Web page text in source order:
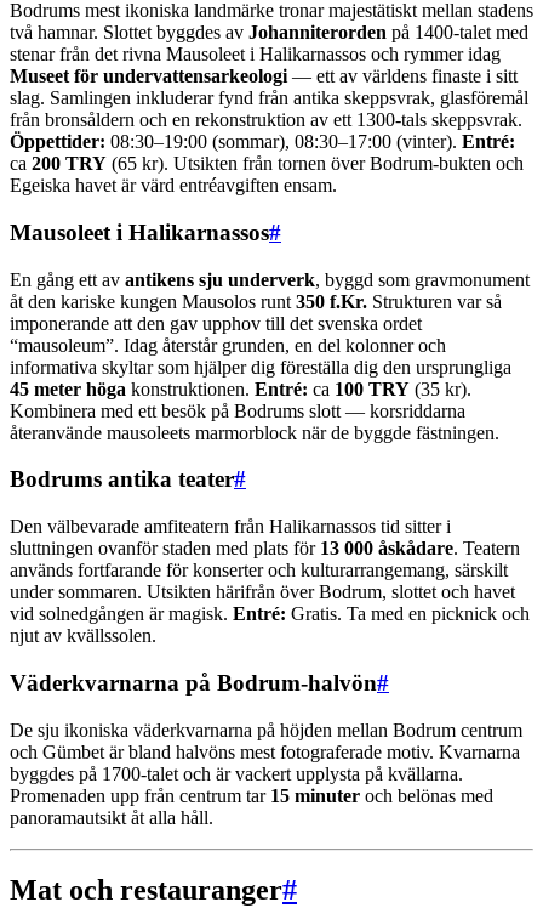
Bodrums mest ikoniska landmärke tronar majestätiskt mellan stadens
två hamnar. Slottet byggdes av Johanniterorden på 1400-talet med
stenar från det rivna Mausoleet i Halikarnassos och rymmer idag
Museet för undervattensarkeologi — ett av världens finaste i sitt
slag. Samlingen inkluderar fynd från antika skeppsvrak, glasföremål
från bronsåldern och en rekonstruktion av ett 1300-tals skeppsvrak.
Öppettider: 08:30–19:00 (sommar), 08:30–17:00 (vinter). Entré:
ca 200 TRY (65 kr). Utsikten från tornen över Bodrum-bukten och
Egeiska havet är värd entréavgiften ensam.
Mausoleet i Halikarnassos#
En gång ett av antikens sju underverk, byggd som gravmonument
åt den kariske kungen Mausolos runt 350 f.Kr. Strukturen var så
imponerande att den gav upphov till det svenska ordet
“mausoleum”. Idag återstår grunden, en del kolonner och
informativa skyltar som hjälper dig föreställa dig den ursprungliga
45 meter höga konstruktionen. Entré: ca 100 TRY (35 kr).
Kombinera med ett besök på Bodrums slott — korsriddarna
återanvände mausoleets marmorblock när de byggde fästningen.
Bodrums antika teater#
Den välbevarade amfiteatern från Halikarnassos tid sitter i
sluttningen ovanför staden med plats för 13 000 åskådare. Teatern
används fortfarande för konserter och kulturarrangemang, särskilt
under sommaren. Utsikten härifrån över Bodrum, slottet och havet
vid solnedgången är magisk. Entré: Gratis. Ta med en picknick och
njut av kvällssolen.
Väderkvarnarna på Bodrum-halvön#
De sju ikoniska väderkvarnarna på höjden mellan Bodrum centrum
och Gümbet är bland halvöns mest fotograferade motiv. Kvarnarna
byggdes på 1700-talet och är vackert upplysta på kvällarna.
Promenaden upp från centrum tar 15 minuter och belönas med
panoramautsikt åt alla håll.
Mat och restauranger#